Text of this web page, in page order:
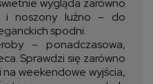
i noszony luźno – do
spodni.
– ponadczasowa,
Sprawdzi się zarówno
weekendowe wyjścia,